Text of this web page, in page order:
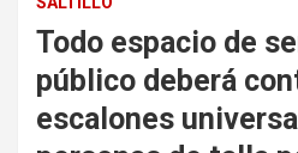
Todo espacio de
público deberá
escalones